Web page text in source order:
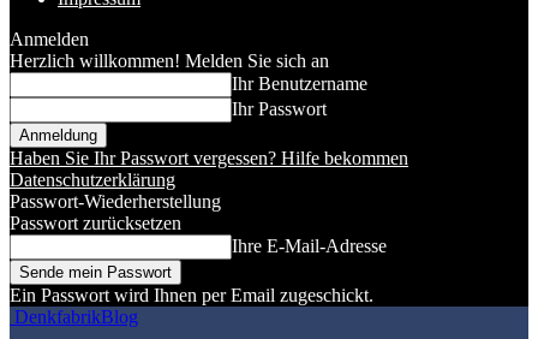
Anmelden
Herzlich willkommen! Melden Sie sich an
Ihr Benutzername
Ihr Passwort
Haben Sie Ihr Passwort vergessen? Hilfe bekommen
Datenschutzerklärung
Passwort-Wiederherstellung
Passwort zurücksetzen
Ihre E-Mail-Adresse
Ein Passwort wird Ihnen per Email zugeschickt.
DenkfabrikBlog